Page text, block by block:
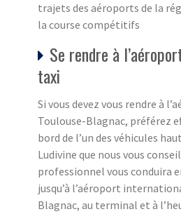
trajets des aéroports de la
la course compétitifs
Se rendre à
taxi
Si vous devez vous rendre à
Toulouse-Blagnac, préférez
bord de l’un des véhicules
Ludivine que nous vous
professionnel vous conduira
jusqu’à l’aéroport
Blagnac, au terminal et à